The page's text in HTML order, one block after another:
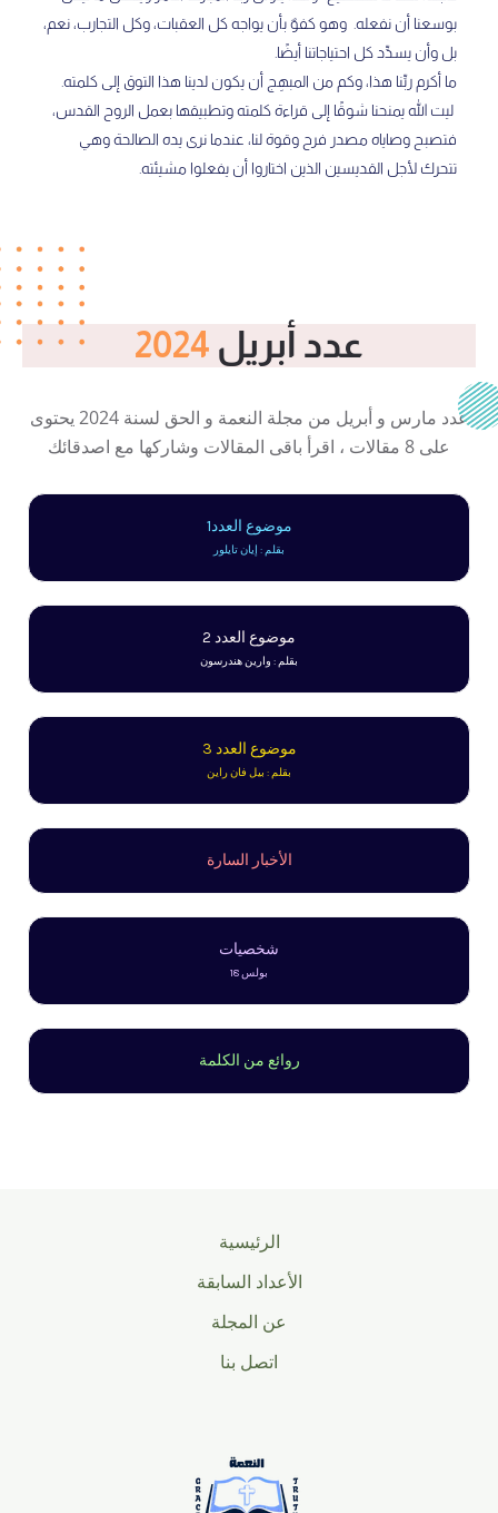
بوسعنا أن نفعله. وهو كفوٌ بأن يواجه كل العقبات، وكل التجارب، نعم،
بل وأن يسدِّد كل احتياجاتنا أيضًا.
ما أكرم ربِّنا هذا، وكم من المبهِج أن يكون لدينا هذا التوق إلى كلمته.
ليت الله يمنحنا شوقًا إلى قراءة كلمته وتطبيقها بعمل الروح القدس،
فتصبح وصاياه مصدر فرح وقوة لنا، عندما نرى يده الصالحة وهي
تتحرك لأجل القديسين الذين اختاروا أن يفعلوا مشيئته.
عدد أبريل 2024
عدد مارس و أبريل من مجلة النعمة و الحق لسنة 2024 يحتوى
على 8 مقالات ، اقرأ باقى المقالات وشاركها مع اصدقائك
موضوع العدد1
بقلم : إيان تايلور
موضوع العدد 2
بقلم : وارين هندرسون
موضوع العدد 3
بقلم : بيل فان راين
الأخبار السارة
شخصيات
بولس 18
روائع من الكلمة
الرئيسية
الأعداد السابقة
عن المجلة
اتصل بنا